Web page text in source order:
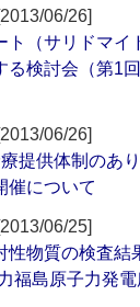
06/26]
ト（サリドマイ
る検討会（第1
06/26]
提供体制のあ
催について
06/25]
性物質の検査結
福島原子力発